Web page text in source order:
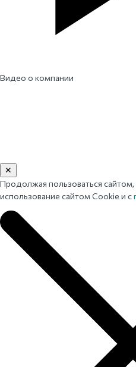
Видео о компании
✕
Продолжая пользоваться сайтом,
использование сайтом Cookie и с